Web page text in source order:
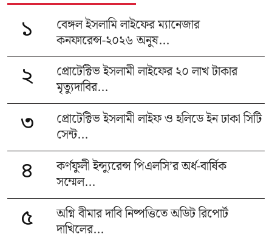
১
বেঙ্গল ইসলামি লাইফের ম্যানেজার
কনফারেন্স-২০২৬ অনুষ...
২
প্রোটেক্টিভ ইসলামী লাইফের ২০ লাখ টাকার
মৃত্যুদাবির...
৩
প্রোটেক্টিভ ইসলামী লাইফ ও হলিডে ইন ঢাকা সিটি
সেন্ট...
৪
কর্ণফুলী ইন্স্যুরেন্স পিএলসি’র অর্ধ-বার্ষিক
সম্মেল...
৫
অগ্নি বীমার দাবি নিষ্পত্তিতে অডিট রিপোর্ট
দাখিলের...